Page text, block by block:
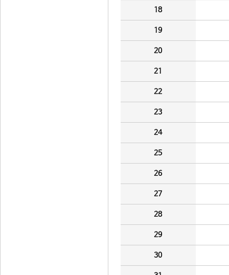
18
19
20
21
22
23
24
25
26
27
28
29
30